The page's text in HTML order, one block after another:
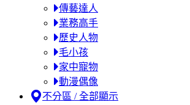
傳藝達人
業務高手
歷史人物
毛小孩
家中寵物
動漫偶像
不分區 / 全部顯示